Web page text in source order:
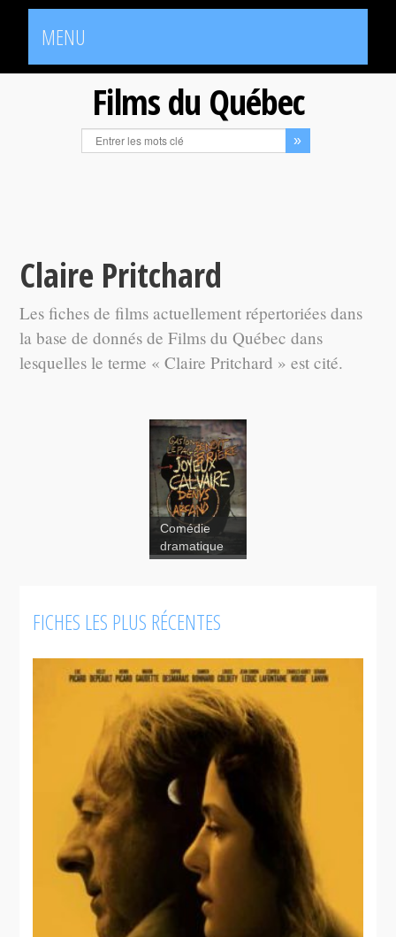
MENU
Films du Québec
Claire Pritchard
Les fiches de films actuellement répertoriées dans
la base de donnés de Films du Québec dans
lesquelles le terme « Claire Pritchard » est cité.
Comédie
dramatique
FICHES LES PLUS RÉCENTES